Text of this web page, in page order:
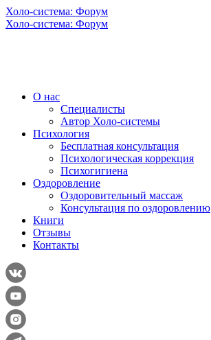
Холо-система: Форум
Холо-система: Форум
О нас
Специалисты
Автор Холо-системы
Психология
Бесплатная консультация
Психологическая коррекция
Психогигиена
Оздоровление
Оздоровительный массаж
Консультация по оздоровлению
Книги
Отзывы
Контакты